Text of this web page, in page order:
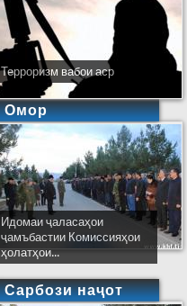
Терроризм вабои аср
Омор
Идомаи ҷаласаҳои
ҷамъбастии Комиссияҳои
ҳолатҳои...
Сарбози наҷот